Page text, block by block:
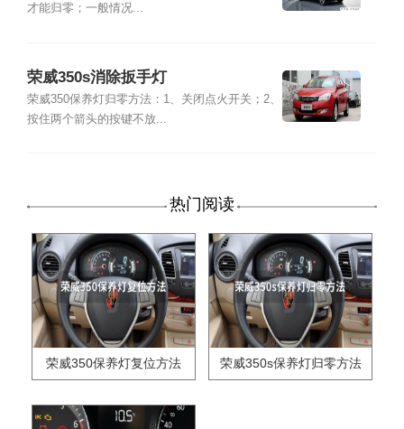
才能归零；一般情况...
荣威350s消除扳手灯
荣威350保养灯归零方法：1、关闭点火开关；2、
按住两个箭头的按键不放...
热门阅读
荣威350保养灯复位方法 荣威350s保养灯归零方法